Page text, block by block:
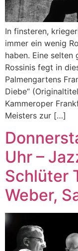
In finsteren,
immer ein wenig
haben. Eine selten
Rossinis fegt in
Palmengartens
Diebe“
Kammeroper
Meisters zur […]
Uhr –
Schlüter
Weber,